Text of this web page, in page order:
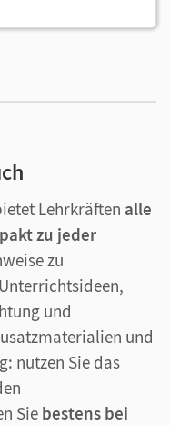
Lehrkräften alle
zu jeder
zu
und
und
nutzen Sie das
Sie bestens bei